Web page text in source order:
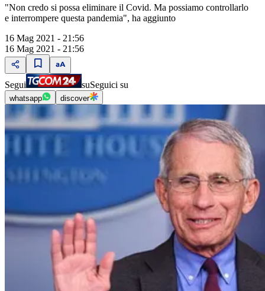
"Non credo si possa eliminare il Covid. Ma possiamo controllarlo
e interrompere questa pandemia", ha aggiunto
16 Mag 2021 - 21:56
16 Mag 2021 - 21:56
Segui suSeguici su
whatsapp discover